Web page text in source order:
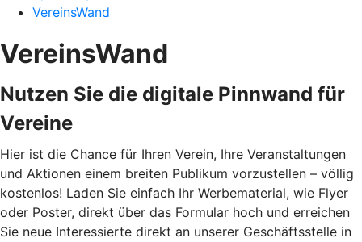
VereinsWand
VereinsWand
Nutzen Sie die digitale Pinnwand für
Vereine
Hier ist die Chance für Ihren Verein, Ihre Veranstaltungen
und Aktionen einem breiten Publikum vorzustellen – völlig
kostenlos! Laden Sie einfach Ihr Werbematerial, wie Flyer
oder Poster, direkt über das Formular hoch und erreichen
Sie neue Interessierte direkt an unserer Geschäftsstelle in